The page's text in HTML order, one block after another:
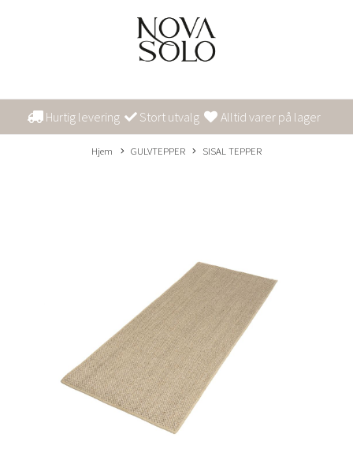
Hurtig levering Stort utvalg Alltid varer på lager
Hjem GULVTEPPER SISAL TEPPER